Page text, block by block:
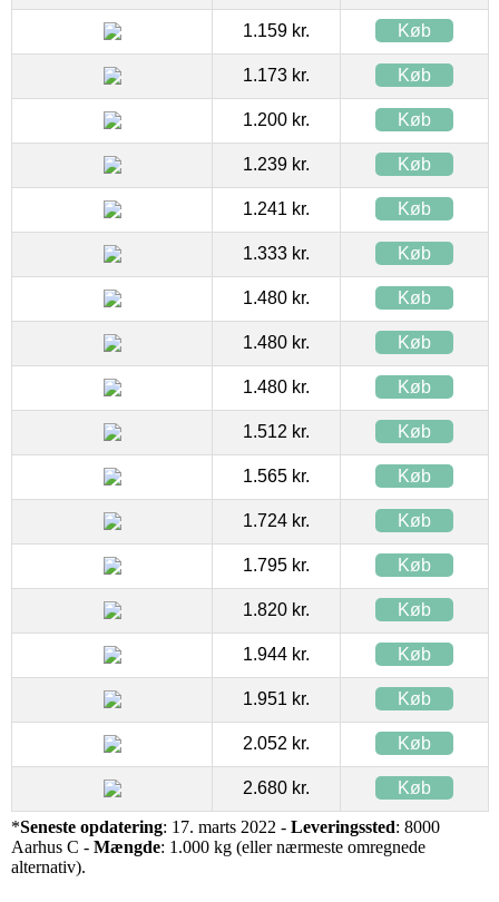
1.159 kr. Køb
1.173 kr. Køb
1.200 kr. Køb
1.239 kr. Køb
1.241 kr. Køb
1.333 kr. Køb
1.480 kr. Køb
1.480 kr. Køb
1.480 kr. Køb
1.512 kr. Køb
1.565 kr. Køb
1.724 kr. Køb
1.795 kr. Køb
1.820 kr. Køb
1.944 kr. Køb
1.951 kr. Køb
2.052 kr. Køb
2.680 kr. Køb
*Seneste opdatering: 17. marts 2022 - Leveringssted: 8000
Aarhus C - Mængde: 1.000 kg (eller nærmeste omregnede
alternativ).